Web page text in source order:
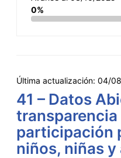
0%
Última actualización: 04/
41 – Datos
transparencia
participación
niños, niñas